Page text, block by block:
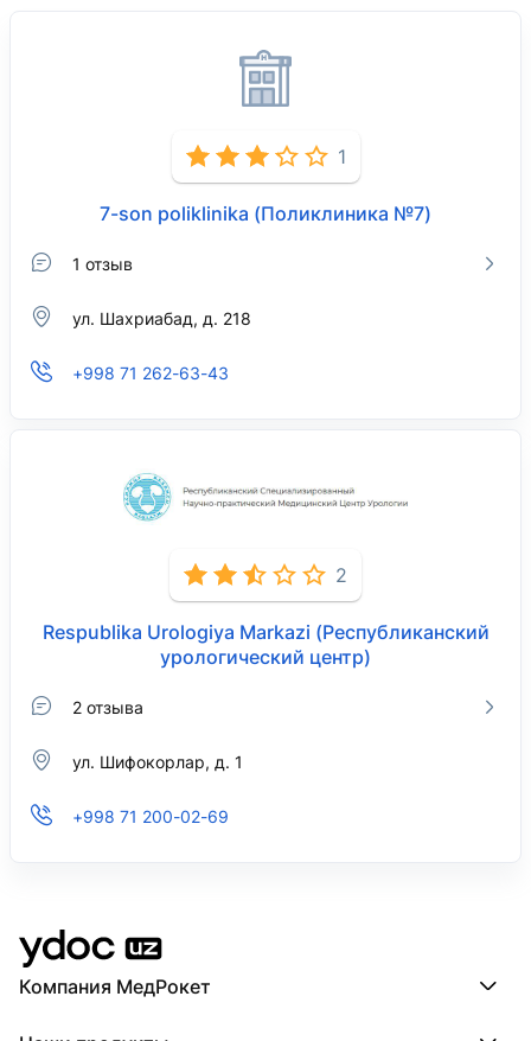
1
7-son poliklinika (Поликлиника №7)
1 отзыв
ул. Шахриабад, д. 218
+998 71 262-63-43
2
Respublika Urologiya Markazi (Республиканский
урологический центр)
2 отзыва
ул. Шифокорлар, д. 1
+998 71 200-02-69
Компания МедРокет